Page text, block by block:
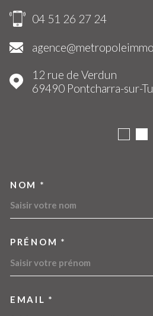
04 51 26 27 24
12 rue de Verdun
69490
Pontcharra-sur-
NOM *
PRÉNOM *
EMAIL *